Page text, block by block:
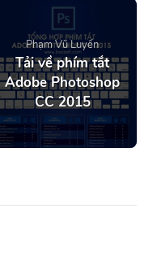
Phạm Vũ Luyến
Tải về phím tắt
Adobe Photoshop
CC 2015